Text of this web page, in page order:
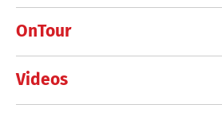
OnTour
Videos